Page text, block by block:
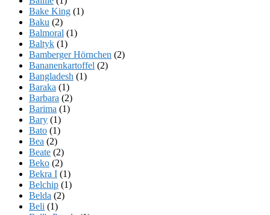
Bake King (1)
Baku (2)
Balmoral (1)
Baltyk (1)
Bamberger Hörnchen (2)
Bananenkartoffel (2)
Bangladesh (1)
Baraka (1)
Barbara (2)
Barima (1)
Bary (1)
Bato (1)
Bea (2)
Beate (2)
Beko (2)
Bekra I (1)
Belchip (1)
Belda (2)
Beli (1)